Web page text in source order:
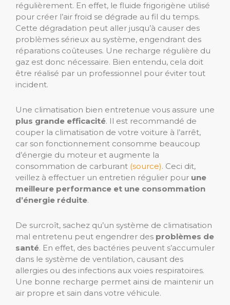
régulièrement. En effet, le fluide frigorigène utilisé
pour créer l’air froid se dégrade au fil du temps.
Cette dégradation peut aller jusqu’à causer des
problèmes sérieux au système, engendrant des
réparations coûteuses. Une recharge régulière du
gaz est donc nécessaire. Bien entendu, cela doit
être réalisé par un professionnel pour éviter tout
incident.
Une climatisation bien entretenue vous assure une
plus grande efficacité. Il est recommandé de
couper la climatisation de votre voiture à l’arrêt,
car son fonctionnement consomme beaucoup
d’énergie du moteur et augmente la
consommation de carburant (source). Ceci dit,
veillez à effectuer un entretien régulier pour une
meilleure performance et une consommation
d’énergie réduite.
De surcroît, sachez qu’un système de climatisation
mal entretenu peut engendrer des problèmes de
santé. En effet, des bactéries peuvent s’accumuler
dans le système de ventilation, causant des
allergies ou des infections aux voies respiratoires.
Une bonne recharge permet ainsi de maintenir un
air propre et sain dans votre véhicule.